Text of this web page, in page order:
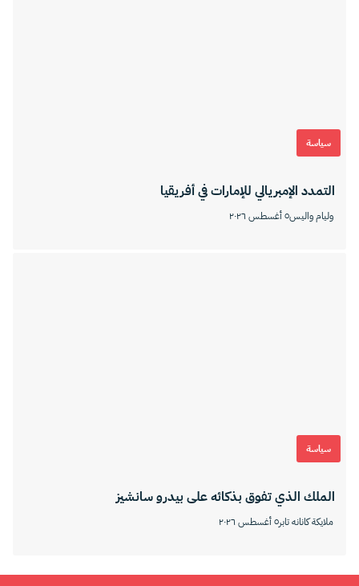
سياسة
التمدد الإمبريالي للإمارات في أفريقيا
وليام واليس٥ أغسطس ٢٠٢٦
سياسة
الملك الذي تفوق بذكائه على بيدرو سانشيز
ملايكة كانانه تابر٥ أغسطس ٢٠٢٦